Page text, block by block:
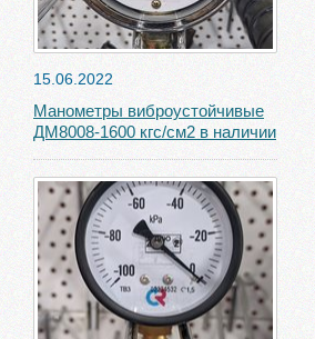
15.06.2022
Манометры виброустойчивые
ДМ8008-1600 кгс/см2 в наличии